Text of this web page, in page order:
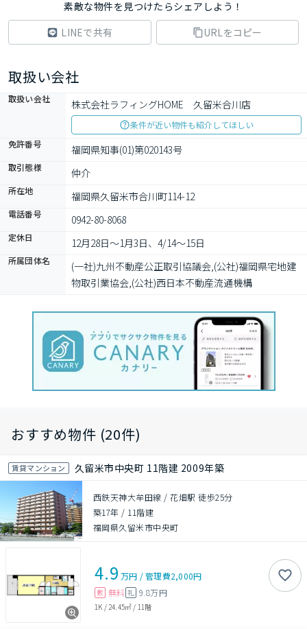
素敵な物件を見つけたらシェアしよう！
LINEで共有
URLをコピー
取扱い会社
取扱い会社 株式会社ラフィングHOME　久留米合川店
条件が近い物件も紹介してほしい
免許番号
福岡県知事(01)第020143号
取引態様 仲介
所在地 福岡県久留米市合川町114-12
電話番号 0942-80-8068
定休日 12月28日〜1月3日、4/14〜15日
所属団体名
(一社)九州不動産公正取引協議会,(公社)福岡県宅地建
物取引業協会,(公社)西日本不動産流通機構
おすすめ物件 (20件)
賃貸マンション 久留米市中央町 11階建 2009年築
西鉄天神大牟田線 / 花畑駅 徒歩25分
築17年 / 11階建
福岡県久留米市中央町
4.9 万円 /管理費2,000円
敷 無料 礼 9.8万円
1K / 24.45㎡ / 11階